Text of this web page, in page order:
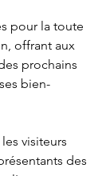
pour la toute
offrant aux
prochains
bien-
visiteurs
des